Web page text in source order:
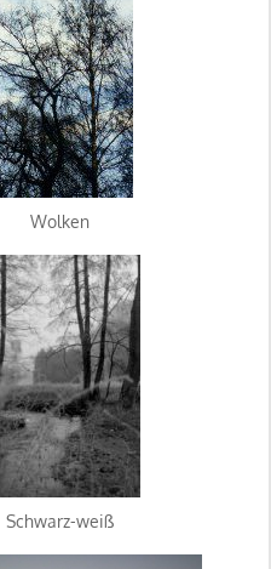
Wolken
Schwarz-weiß